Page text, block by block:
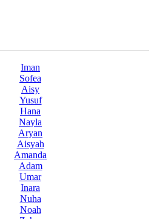
Iman
Sofea
Aisy
Yusuf
Hana
Nayla
Aryan
Aisyah
Amanda
Adam
Umar
Inara
Nuha
Noah